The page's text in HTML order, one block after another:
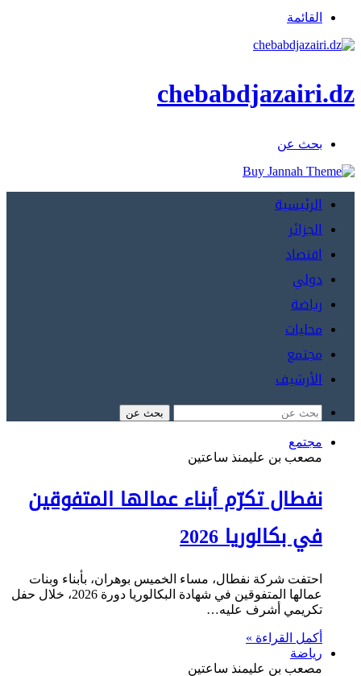
القائمة
chebabdjazairi.dz
بحث عن
الرئيسية
الجزائر
اقتصاد
دولي
رياضة
محليات
مجتمع
الأرشيف
بحث عن
مجتمع
مصعب بن عليمنذ ساعتين
نفطال تكرّم أبناء عمالها المتفوقين
في بكالوريا 2026
احتفت شركة نفطال، مساء الخميس بوهران، بأبناء وبنات
عمالها المتفوقين في شهادة البكالوريا دورة 2026، خلال حفل
تكريمي أشرف عليه…
أكمل القراءة »
رياضة
مصعب بن عليمنذ ساعتين